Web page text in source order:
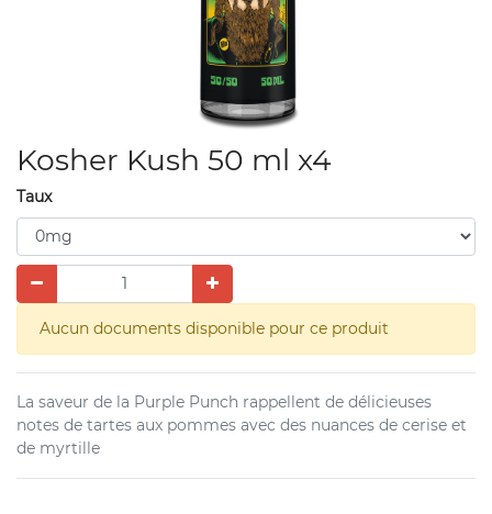
Kosher Kush 50 ml x4
Taux
Aucun documents disponible pour ce produit
La saveur de la Purple Punch rappellent de délicieuses
notes de tartes aux pommes avec des nuances de cerise et
de myrtille